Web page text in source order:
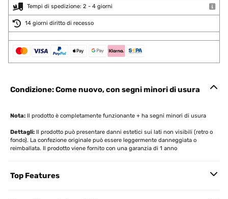
Tempi di spedizione: 2 - 4 giorni
14 giorni diritto di recesso
Condizione: Come nuovo, con segni minori di usura
Nota: Il prodotto è completamente funzionante + ha segni minori di usura
Dettagli: Il prodotto può presentare danni estetici sui lati non visibili (retro o
fondo). La confezione originale può essere leggermente danneggiata o
reimballata. Il prodotto viene fornito con una garanzia di 1 anno
Top Features